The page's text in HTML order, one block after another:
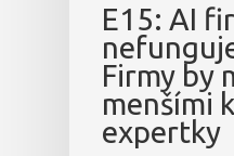
E15: AI
Firmy by
menšími
expertky